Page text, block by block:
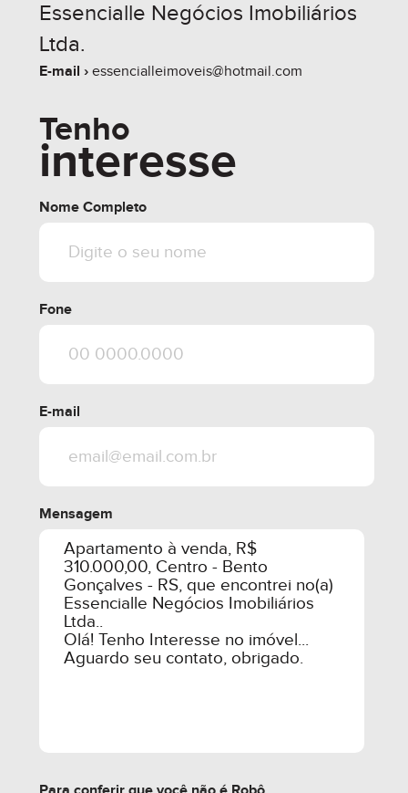
Essencialle Negócios Imobiliários
Ltda.
E-mail › essencialleimoveis@hotmail.com
Tenho
interesse
Nome Completo
Fone
E-mail
Mensagem